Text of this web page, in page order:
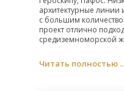
архитектурные
с большим
проект отлично
средиземноморской
Читать полностью